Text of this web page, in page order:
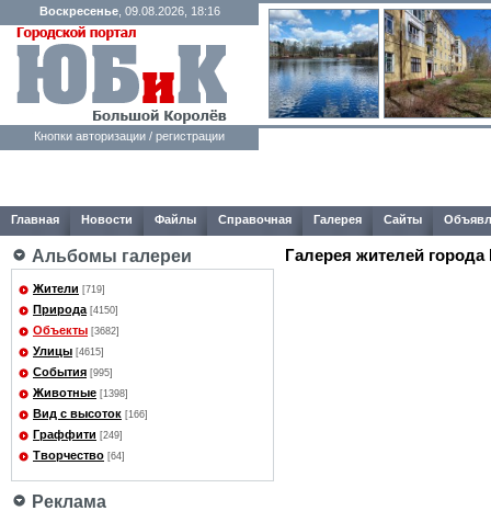
Воскресенье, 09.08.2026, 18:16
Кнопки авторизации / регистрации
Главная Новости Файлы Справочная Галерея Сайты
Альбомы галереи
Жители [719]
Природа [4150]
Объекты [3682]
Улицы [4615]
События [995]
Животные [1398]
Вид с высоток [166]
Граффити [249]
Творчество [64]
Реклама
Галерея жителей города